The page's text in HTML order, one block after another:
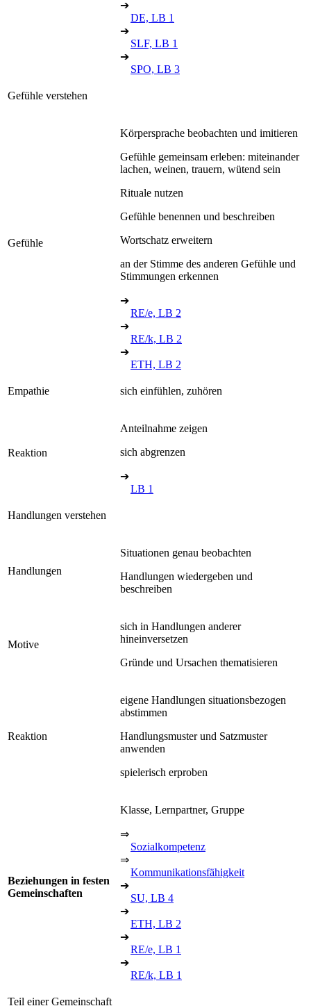
➔
DE, LB 1
➔
SLF, LB 1
➔
SPO, LB 3
Gefühle verstehen
Gefühle
Körpersprache beobachten und imitieren
Gefühle gemeinsam erleben: miteinander
lachen, weinen, trauern, wütend sein
Rituale nutzen
Gefühle benennen und beschreiben
Wortschatz erweitern
an der Stimme des anderen Gefühle und
Stimmungen erkennen
➔
RE/e, LB 2
➔
RE/k, LB 2
➔
ETH, LB 2
Empathie sich einfühlen, zuhören
Reaktion
Anteilnahme zeigen
sich abgrenzen
➔
LB 1
Handlungen verstehen
Handlungen
Situationen genau beobachten
Handlungen wiedergeben und
beschreiben
Motive
sich in Handlungen anderer
hineinversetzen
Gründe und Ursachen thematisieren
Reaktion
eigene Handlungen situationsbezogen
abstimmen
Handlungsmuster und Satzmuster
anwenden
spielerisch erproben
Beziehungen in festen
Gemeinschaften
Klasse, Lernpartner, Gruppe
⇒
Sozialkompetenz
⇒
Kommunikationsfähigkeit
➔
SU, LB 4
➔
ETH, LB 2
➔
RE/e, LB 1
➔
RE/k, LB 1
Teil einer Gemeinschaft